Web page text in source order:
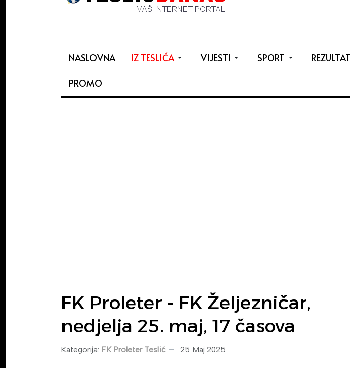
NASLOVNA IZ TESLIĆA VIJESTI SPORT
PROMO
FK Proleter - FK Željezničar,
nedjelja 25. maj, 17 časova
Kategorija: FK Proleter Teslić 25 Maj 2025